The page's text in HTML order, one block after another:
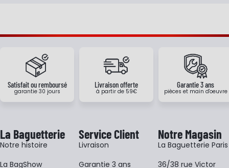
Satisfait ou remboursé
garantie 30 jours
Livraison offerte
à partir de 59€
Garantie 3 ans
pièces et main d'oeuvre
La Baguetterie
Notre histoire
La BagShow
Service Client
Livraison
Garantie 3 ans
Notre Magasin
La Baguetterie Paris
36/38 rue Victor